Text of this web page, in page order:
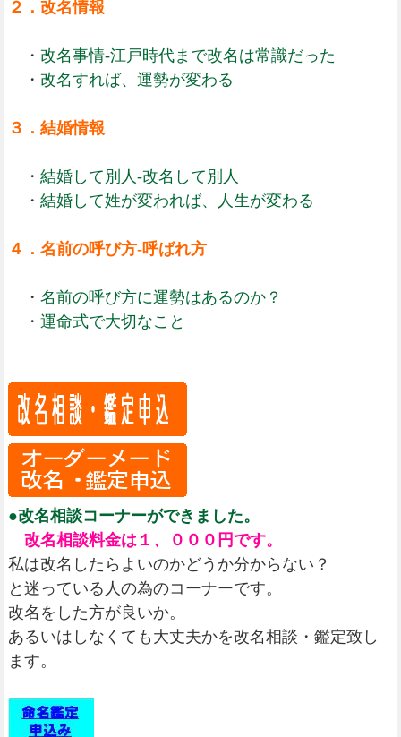
２．改名情報
・ 改名事情-江戸時代まで改名は常識だった
・ 改名すれば、運勢が変わる
３．結婚情報
・ 結婚して別人-改名して別人
・ 結婚して姓が変われば、人生が変わる
４．名前の呼び方-呼ばれ方
・ 名前の呼び方に運勢はあるのか？
・ 運命式で大切なこと
●改名相談コーナーができました。
改名相談料金は１、０００円です。
私は改名したらよいのかどうか分からない？
と迷っている人の為のコーナーです。
改名をした方が良いか。
あるいはしなくても大丈夫かを改名相談・鑑定致し
ます。